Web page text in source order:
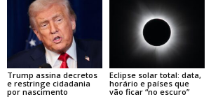
Trump assina decretos
e restringe cidadania
por nascimento
Eclipse solar total: data,
horário e países que
vão ficar “no escuro”